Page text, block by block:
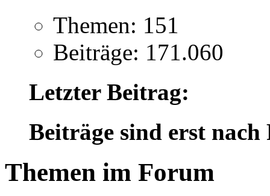
Themen: 151
Beiträge: 171.060
Letzter Beitrag:
Beiträge sind erst
Themen im Forum